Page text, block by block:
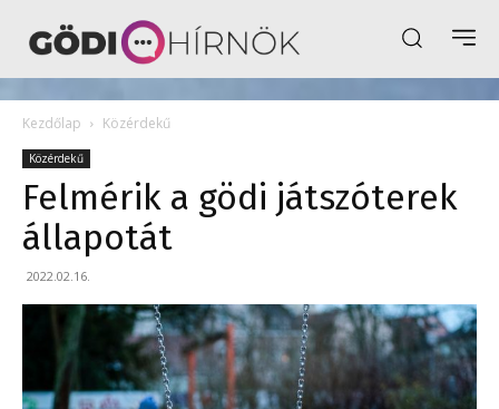
Kezdőlap Közérdekű
Közérdekű
Felmérik a gödi játszóterek
állapotát
2022.02.16.